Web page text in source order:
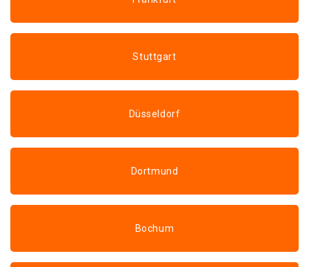
Stuttgart
Düsseldorf
Dortmund
Bochum